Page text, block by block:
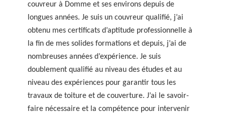
couvreur à Domme et ses environs depuis de
longues années. Je suis un couvreur qualifié, j’ai
obtenu mes certificats d’aptitude professionnelle à
la fin de mes solides formations et depuis, j’ai de
nombreuses années d’expérience. Je suis
doublement qualifié au niveau des études et au
niveau des expériences pour garantir tous les
travaux de toiture et de couverture. J’ai le savoir-
faire nécessaire et la compétence pour intervenir